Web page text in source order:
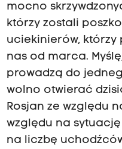
mocno
którzy zostali
uciekinierów, którzy
nas od marca.
prowadzą do
wolno otwierać
Rosjan ze względu
względu na
na liczbę